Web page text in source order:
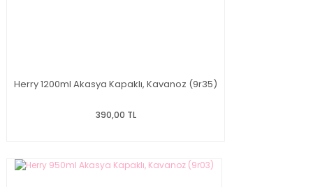
Herry 1200ml Akasya Kapaklı, Kavanoz (9r35)
390,00 TL